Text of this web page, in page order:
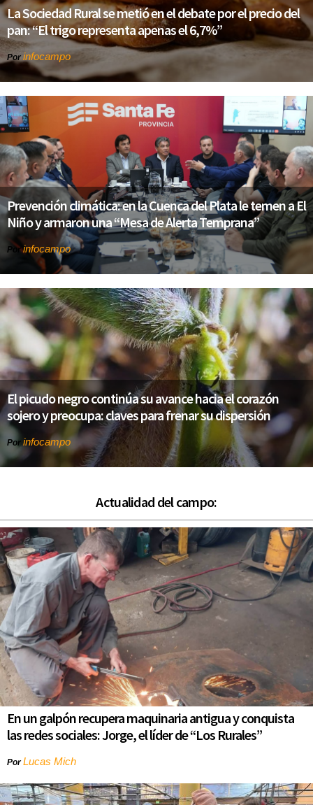
La Sociedad Rural se metió en el debate por el precio del
pan: “El trigo representa apenas el 6,7%”
Por infocampo
Prevención climática: en la Cuenca del Plata le temen a El
Niño y armaron una “Mesa de Alerta Temprana”
Porinfocampo
El picudo negro continúa su avance hacia el corazón
sojero y preocupa: claves para frenar su dispersión
Porinfocampo
Actualidad del campo:
En un galpón recupera maquinaria antigua y conquista
las redes sociales: Jorge, el líder de “Los Rurales”
PorLucas Mich